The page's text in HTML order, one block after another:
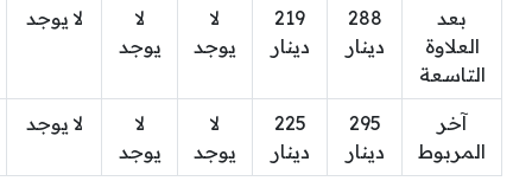
بعد
العلاوة
التاسعة
288
دينار
219
دينار
لا
يوجد
لا
يوجد
لا يوجد
آخر
المربوط
295
دينار
225
دينار
لا
يوجد
لا
يوجد
لا يوجد